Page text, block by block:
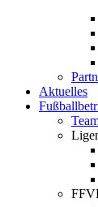
Aktuelles